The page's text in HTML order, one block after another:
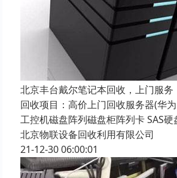
北京丰台戴尔笔记本回收，上门服务
回收项目：高价上门回收服务器(华
工控机磁盘阵列磁盘柜阵列卡 SAS
北京物联设备回收利用有限公司
21-12-30 06:00:01